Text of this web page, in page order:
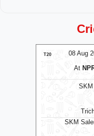
08 Aug
T20
At
SKM